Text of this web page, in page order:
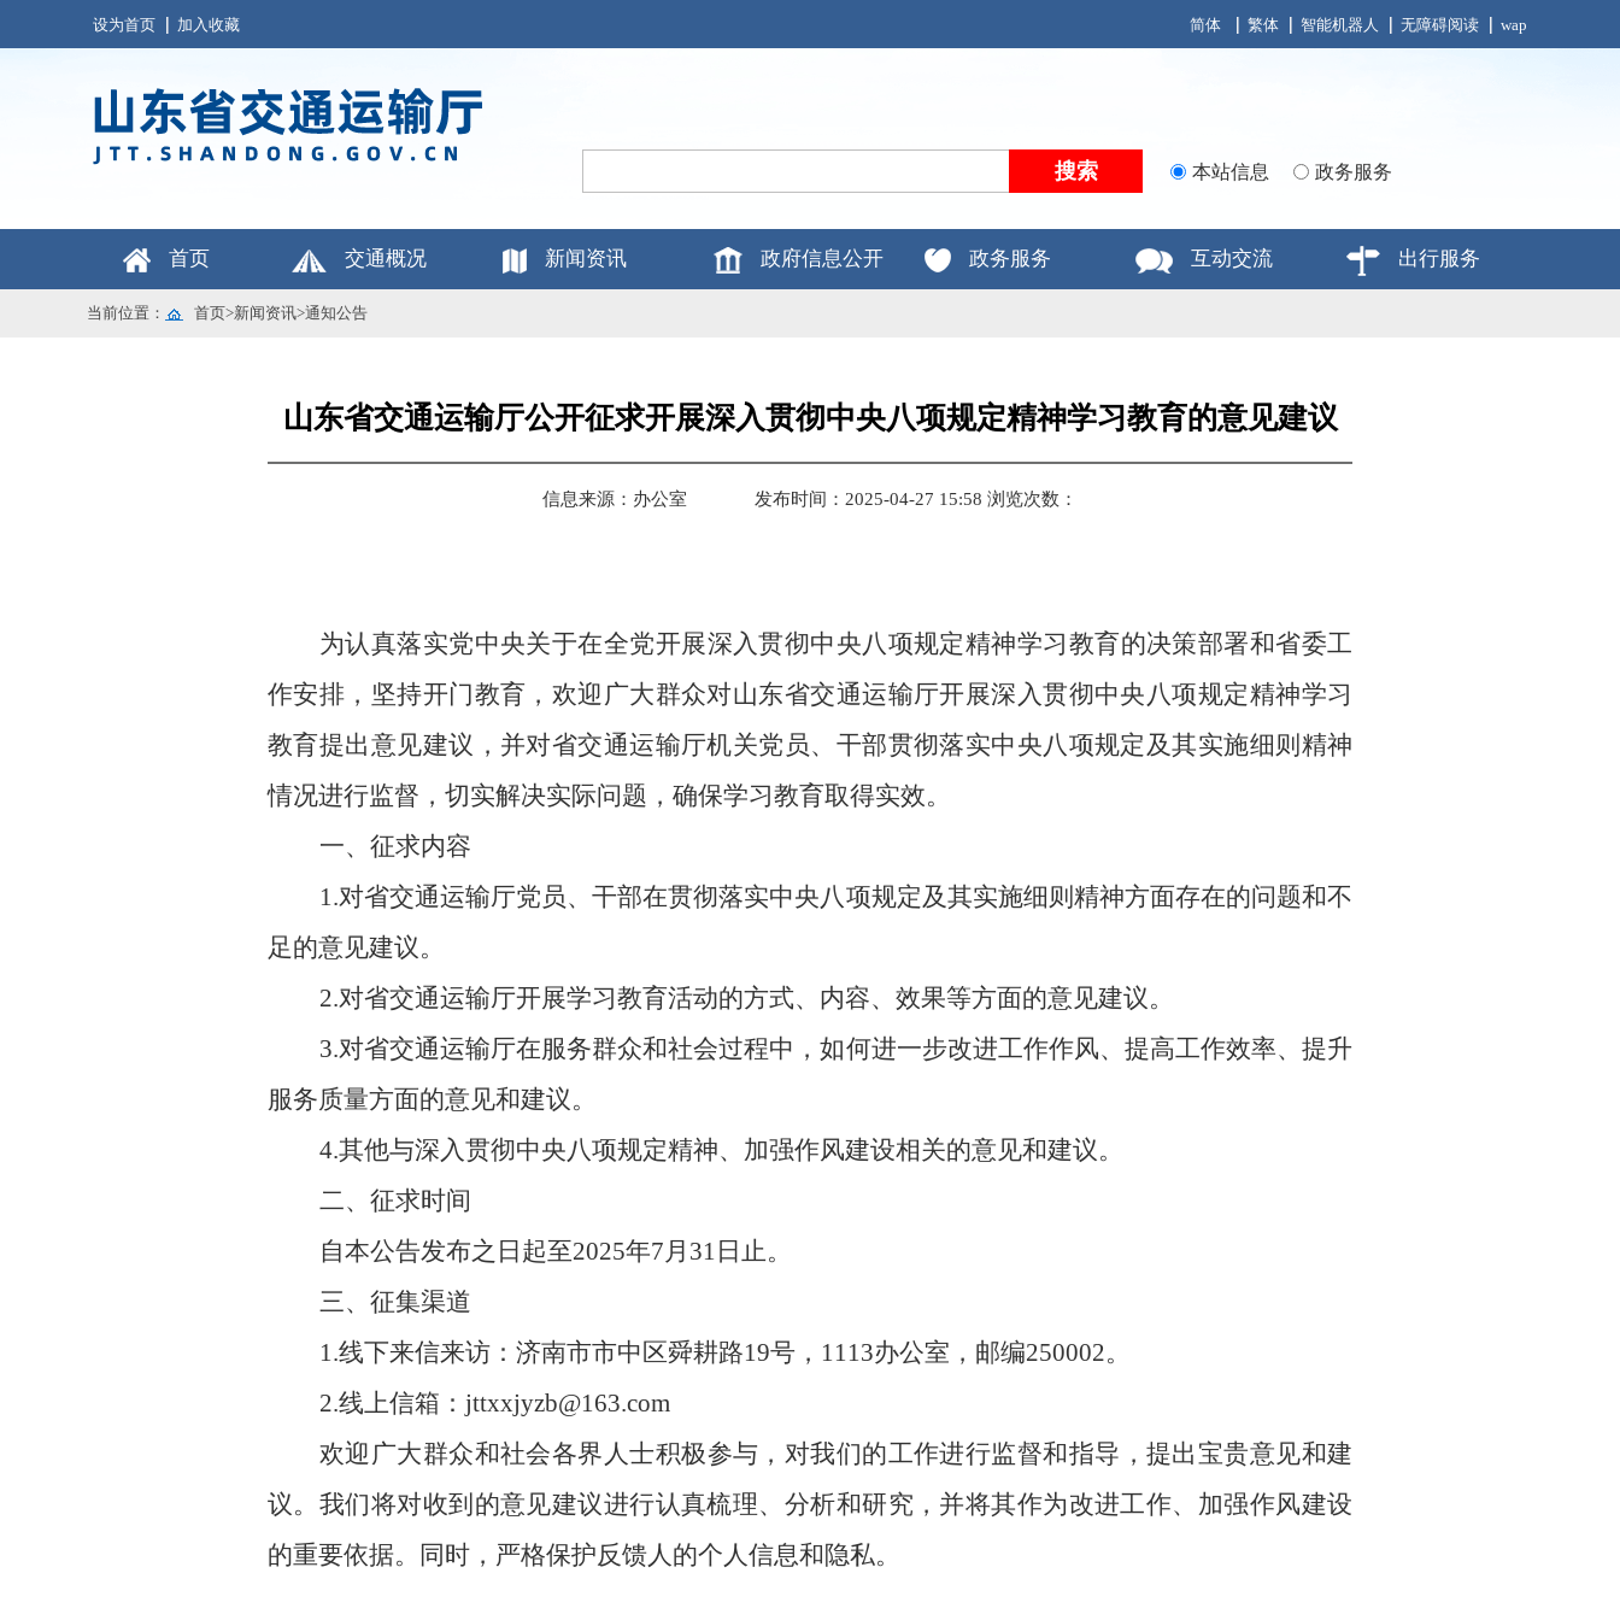
设为首页 加入收藏 简体 繁体 智能机器人 无障碍阅读 wap
本站信息 政务服务
首页 交通概况 新闻资讯 政府信息公开 政务服务 互动交流 出行服务
当前位置： 首页>新闻资讯>通知公告
山东省交通运输厅公开征求开展深入贯彻中央八项规定精神学习教育的意见建议
信息来源：办公室 发布时间：2025-04-27 15:58 浏览次数：
为认真落实党中央关于在全党开展深入贯彻中央八项规定精神学习教育的决策部署和省委工
作安排，坚持开门教育，欢迎广大群众对山东省交通运输厅开展深入贯彻中央八项规定精神学习
教育提出意见建议，并对省交通运输厅机关党员、干部贯彻落实中央八项规定及其实施细则精神
情况进行监督，切实解决实际问题，确保学习教育取得实效。
一、征求内容
1.对省交通运输厅党员、干部在贯彻落实中央八项规定及其实施细则精神方面存在的问题和不
足的意见建议。
2.对省交通运输厅开展学习教育活动的方式、内容、效果等方面的意见建议。
3.对省交通运输厅在服务群众和社会过程中，如何进一步改进工作作风、提高工作效率、提升
服务质量方面的意见和建议。
4.其他与深入贯彻中央八项规定精神、加强作风建设相关的意见和建议。
二、征求时间
自本公告发布之日起至2025年7月31日止。
三、征集渠道
1.线下来信来访：济南市市中区舜耕路19号，1113办公室，邮编250002。
2.线上信箱： jttxxjyzb@163.com
欢迎广大群众和社会各界人士积极参与，对我们的工作进行监督和指导，提出宝贵意见和建
议。我们将对收到的意见建议进行认真梳理、分析和研究，并将其作为改进工作、加强作风建设
的重要依据。同时，严格保护反馈人的个人信息和隐私。